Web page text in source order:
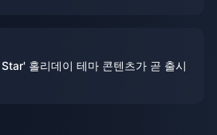
홀리데이 테마 콘텐츠가 곧 출시